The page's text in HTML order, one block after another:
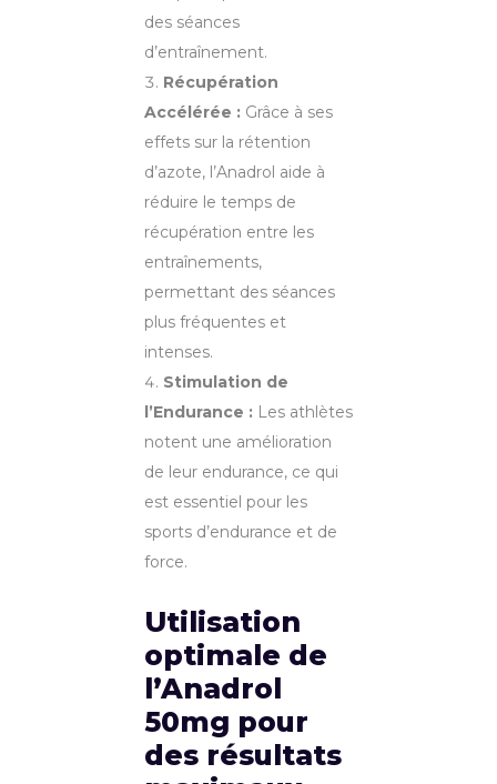
des séances
d’entraînement.
Récupération
Accélérée : Grâce à ses
effets sur la rétention
d’azote, l’Anadrol aide à
réduire le temps de
récupération entre les
entraînements,
permettant des séances
plus fréquentes et
intenses.
Stimulation de
l’Endurance : Les athlètes
notent une amélioration
de leur endurance, ce qui
est essentiel pour les
sports d’endurance et de
force.
Utilisation
optimale de
l’Anadrol
50mg pour
des résultats